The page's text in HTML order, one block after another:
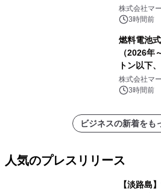
皮効果）
株式会社マ
3時間前
燃料電池
（2026年
トン以下
ン、3.5～
ポートを発
株式会社マ
3時間前
ビジネスの新着をも
人気のプレスリリース
【淡路島